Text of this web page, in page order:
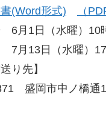
(Word形式)
（
6月1日（水曜）10
13日（水曜）17
送り先】
盛岡市中ノ橋通